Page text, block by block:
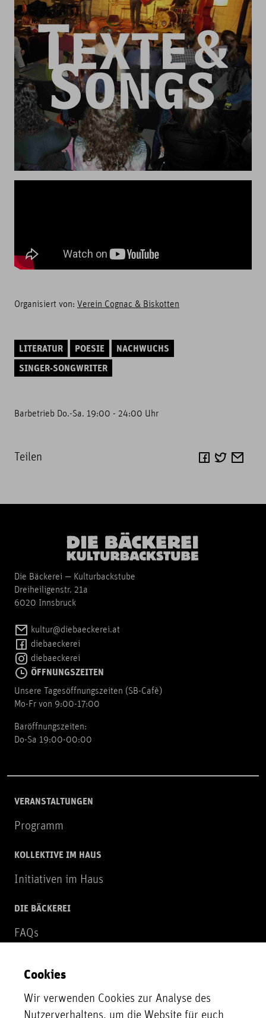
Organisiert von: Verein Cognac & Biskotten
LITERATUR POESIE
NACHWUCHS
SINGER-SONGWRITER
Barbetrieb Do.-Sa. 19:00 - 24:00 Uhr
Teilen
Die Bäckerei — Kulturbackstube
Dreiheiligenstr. 21a
6020 Innsbruck
kultur@diebaeckerei.at
diebaeckerei
diebaeckerei
ÖFFNUNGSZEITEN
Unsere Tagesöffnungszeiten (SB-Cafè)
Mo-Fr von 9:00-17:00
Baröffnungszeiten:
Do-Sa 19:00-00:00
VERANSTALTUNGEN
Programm
KOLLEKTIVE IM HAUS
Initiativen im Haus
DIE BÄCKEREI
FAQs
NEWSLETTER
Zur Newsletter Anmeldung
Cookies
Wir verwenden Cookies zur Analyse des
Nutzerverhaltens, um die Website für euch